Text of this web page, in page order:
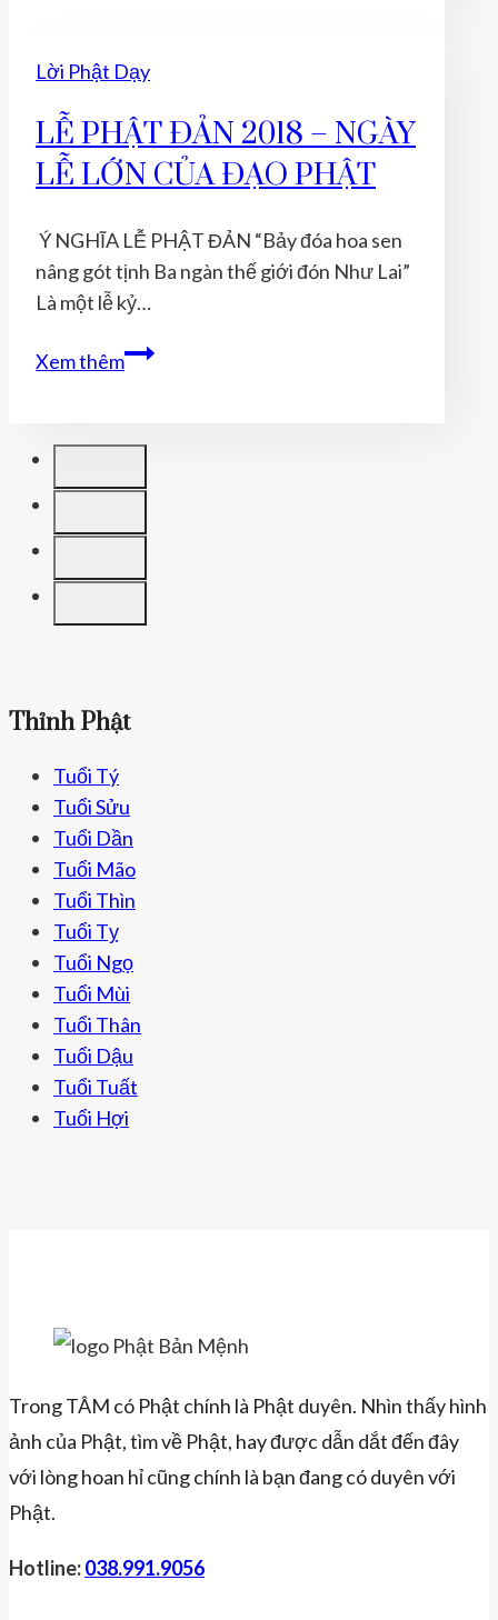
Lời Phật Dạy
LỄ PHẬT ĐẢN 2018 – NGÀY
LỄ LỚN CỦA ĐẠO PHẬT
Ý NGHĨA LỄ PHẬT ĐẢN “Bảy đóa hoa sen
nâng gót tịnh Ba ngàn thế giới đón Như Lai”
Là một lễ kỷ…
Xem thêmLỄ
2018
LỄ
ĐẠO
Thỉnh Phật
Tuổi Tý
Tuổi Sửu
Tuổi Dần
Tuổi Mão
Tuổi Thìn
Tuổi Tỵ
Tuổi Ngọ
Tuổi Mùi
Tuổi Thân
Tuổi Dậu
Tuổi Tuất
Tuổi Hợi
Trong TÂM có Phật chính là Phật duyên. Nhìn thấy hình
ảnh của Phật, tìm về Phật, hay được dẫn dắt đến đây
với lòng hoan hỉ cũng chính là bạn đang có duyên với
Phật.
Hotline:038.991.9056